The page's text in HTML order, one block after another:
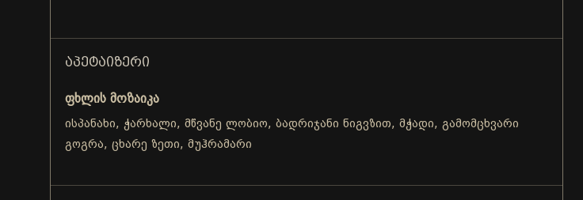
ᲐᲞᲔᲢᲐᲘᲖᲔᲠᲘ
ფხლის მოზაიკა
ისპანახი, ჭარხალი, მწვანე ლობიო, ბადრიჯანი ნიგვზით, მჭადი, გამომცხვარი
გოგრა, ცხარე ზეთი, მუჰრამარი